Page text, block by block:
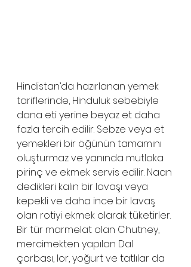
Hindistan’da hazırlanan yemek
tariflerinde, Hinduluk sebebiyle
dana eti yerine beyaz et daha
fazla tercih edilir. Sebze veya et
yemekleri bir öğünün tamamını
oluşturmaz ve yanında mutlaka
pirinç ve ekmek servis edilir. Naan
dedikleri kalın bir lavaşı veya
kepekli ve daha ince bir lavaş
olan rotiyi ekmek olarak tüketirler.
Bir tür marmelat olan Chutney,
mercimekten yapılan Dal
çorbası, lor, yoğurt ve tatlılar da